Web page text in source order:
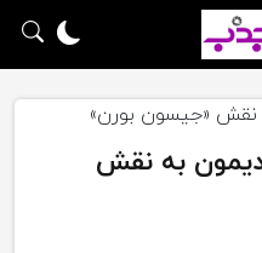
به نقش